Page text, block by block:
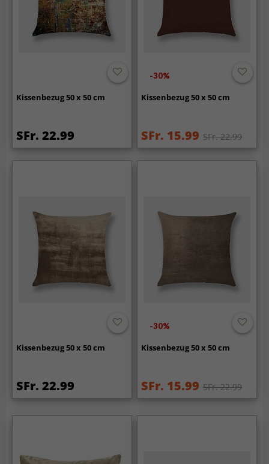
Kissenbezug 50 x 50 cm
SFr. 22.99
-30%
Kissenbezug 50 x 50 cm
SFr. 15.99 SFr. 22.99
Kissenbezug 50 x 50 cm
SFr. 22.99
-30%
Kissenbezug 50 x 50 cm
SFr. 15.99 SFr. 22.99